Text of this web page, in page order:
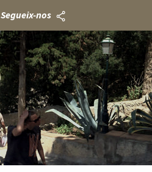
Segueix-nos